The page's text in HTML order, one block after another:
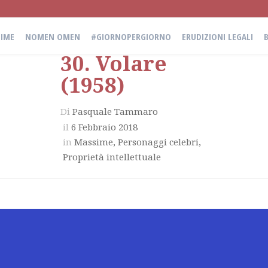
NOMEN OMEN #GIORNOPERGIORNO ERUDIZIONI LEGALI
30. Volare
(1958)
Di Pasquale Tammaro
il 6 Febbraio 2018
in Massime, Personaggi celebri,
Proprietà intellettuale